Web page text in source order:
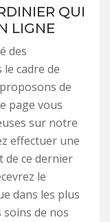
QUI
LIGNE
des
cadre de
de
page vous
sur notre
effectuer une
de ce dernier
le
dans les plus
soins de nos